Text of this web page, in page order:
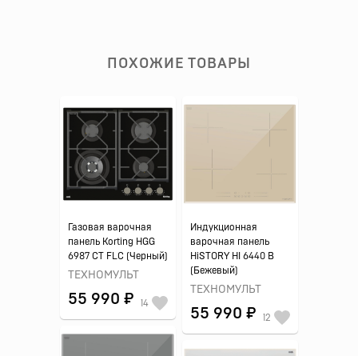
ПОХОЖИЕ ТОВАРЫ
Газовая варочная
панель Korting HGG
6987 CT FLC (Черный)
ТЕХНОМУЛЬТ
55 990 ₽ 14
Индукционная
варочная панель
HiSTORY HI 6440 B
(Бежевый)
ТЕХНОМУЛЬТ
55 990 ₽ 12